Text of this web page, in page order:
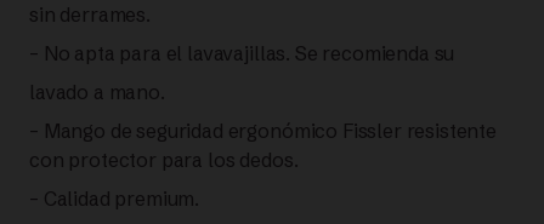
sin derrames.
– No apta para el lavavajillas. Se recomienda su
lavado a mano.
– Mango de seguridad ergonómico Fissler resistente
con protector para los dedos.
– Calidad premium.